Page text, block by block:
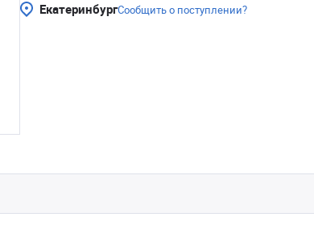
ЕкатеринбургСообщить о поступлении?